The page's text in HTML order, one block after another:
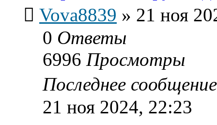
Vova8839 » 21 ноя
0 Ответы
6996 Просмотры
Последнее
21 ноя 2024, 22:23